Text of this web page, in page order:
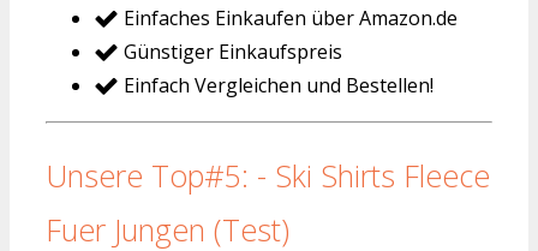
Einfaches Einkaufen über Amazon.de
Günstiger Einkaufspreis
Einfach Vergleichen und Bestellen!
Unsere Top#5: - Ski Shirts Fleece
Fuer Jungen (Test)